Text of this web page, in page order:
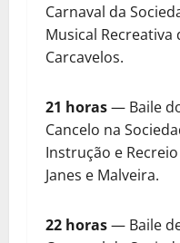
Carnaval da
Musical Recreativa
Carcavelos.
21 horas— Baile
Cancelo na
Instrução e
Janes e Malveira.
22 horas— Baile